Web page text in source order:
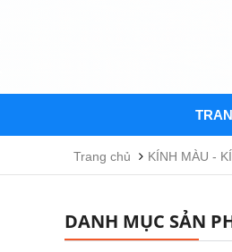
Trang chủ KÍNH MÀU -
DANH MỤC SẢN